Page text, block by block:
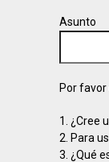
Asunto
Por
1. ¿Cree
2. Para
3. ¿Qué